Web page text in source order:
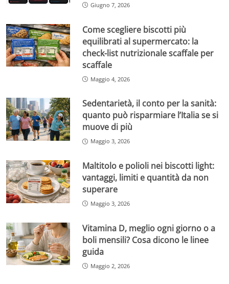
Giugno 7, 2026
Come scegliere biscotti più
equilibrati al supermercato: la
check-list nutrizionale scaffale per
scaffale
Maggio 4, 2026
Sedentarietà, il conto per la sanità:
quanto può risparmiare l’Italia se si
muove di più
Maggio 3, 2026
Maltitolo e polioli nei biscotti light:
vantaggi, limiti e quantità da non
superare
Maggio 3, 2026
Vitamina D, meglio ogni giorno o a
boli mensili? Cosa dicono le linee
guida
Maggio 2, 2026